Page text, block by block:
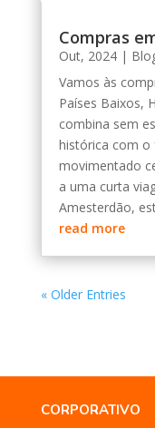
Compras
Out, 2024|
Vamos às
Países Baixos,
combina sem
histórica com o
movimentado
a uma curta
Amesterdão,
read more
« Older Entries
CORPORATIVO